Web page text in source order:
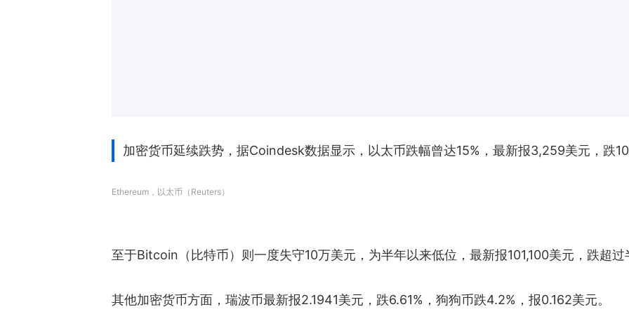
加密货币延续跌势，据Coindesk数据显示，以太币跌幅曾达15%，最新报3,259美元，跌
Ethereum，以太币（Reuters）
至于Bitcoin（比特币）则一度失守10万美元，为半年以来低位，最新报101,100美元，跌超过
其他加密货币方面，瑞波币最新报2.1941美元，跌6.61%，狗狗币跌4.2%，报0.162美元。